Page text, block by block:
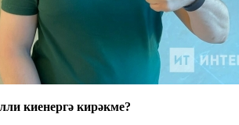
киенергә кирәкме?